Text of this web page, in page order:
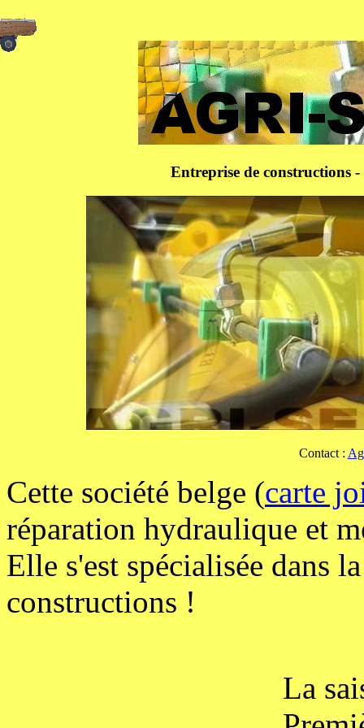
Entreprise de constructions
Contact :
Cette société belge (carte
réparation hydraulique et
Elle s'est spécialisée dans
constructions !
La